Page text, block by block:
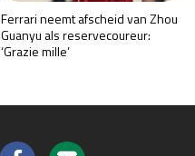
Ferrari neemt afscheid van Zhou
Guanyu als reservecoureur:
‘Grazie mille’